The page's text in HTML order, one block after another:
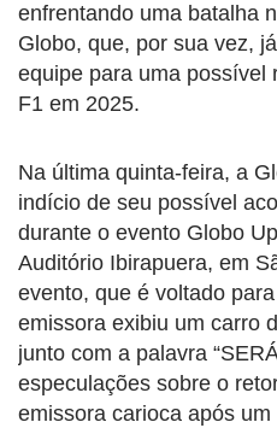
enfrentando uma batalha
Globo, que, por sua vez,
equipe para uma possível
F1 em 2025.
Na última quinta-feira, a
indício de seu possível
durante o evento Globo
Auditório Ibirapuera, em
evento, que é voltado
emissora exibiu um carro
junto com a palavra
especulações sobre o
emissora carioca após